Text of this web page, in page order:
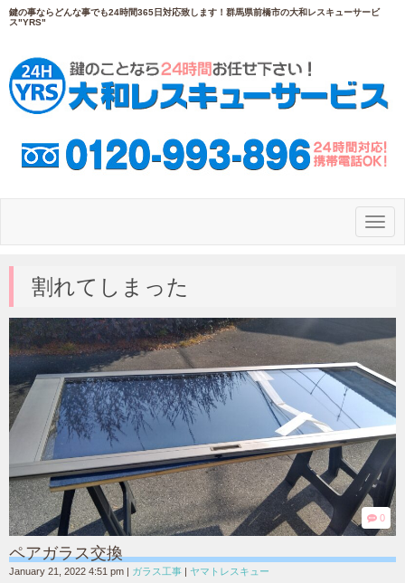
鍵の事ならどんな事でも24時間365日対応致します！群馬県前橋市の大和レスキューサービ
ス"YRS"
N
a
o
割れてしまった
0
ペアガラス交換
January 21, 2022 4:51 pm | ガラス工事 | ヤマトレスキュー